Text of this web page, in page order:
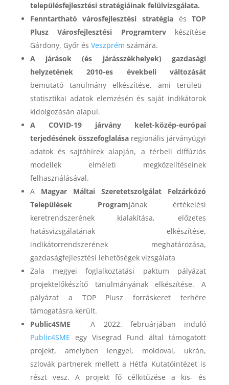
településfejlesztési stratégiáinak felülvizsgálata.
Fenntartható városfejlesztési stratégia ésTOP
Plusz Városfejlesztési Programtervkészítése
Gárdony, Győr és Veszprém számára.
A járások (és járásszékhelyek) gazdasági
helyzetének 2010-es évekbeli változását
bemutató tanulmány elkészítése, ami területi
statisztikai adatok elemzésén és saját indikátorok
kidolgozásán alapul.
A COVID-19 járvány kelet-közép-európai
terjedésének összefoglalásaregionális járványügyi
adatok és sajtóhírek alapján, a térbeli diffúziós
modellek elméleti megközelítéseinek
felhasználásával.
A Magyar Máltai Szeretetszolgálat Felzárkózó
Települések Programjának értékelési
keretrendszerének kialakítása, előzetes
hatásvizsgálatának elkészítése,
indikátorrendszerének meghatározása,
gazdaságfejlesztési lehetőségek vizsgálata
Zala megyei foglalkoztatási paktum pályázat
projektelőkészítő tanulmányának elkészítése. A
pályázat a TOP Plusz forráskeret terhére
támogatásra került.
Public4SME – A 2022. februárjában induló
Public4SME egy Visegrad Fund által támogatott
projekt, amelyben lengyel, moldovai, ukrán,
szlovák partnerek mellett a Hétfa Kutatóintézet is
részt vesz. A projekt fő célkitűzése a kis- és